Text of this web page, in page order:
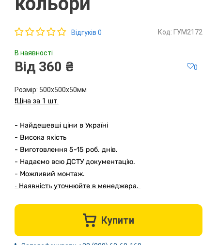
Відгуків 0 Код: ГУМ2172
В наявності
Від 360 ₴ 0
Розмір: 500х500х50мм
❗️Ціна за 1 шт.
- Найдешевші ціни в Україні
- Висока якість
- Виготовлення 5-15 роб. днів.
- Надаємо всю ДСТУ документацію.
- Можливий монтаж.
- Наявність уточнюйте в менеджера.
Купити